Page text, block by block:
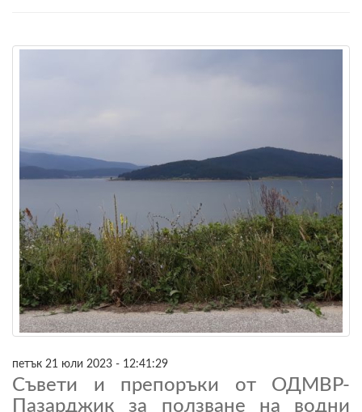
петък 21 юли 2023 - 12:41:29
Съвети и препоръки от ОДМВР-
Пазарджик за ползване на водни